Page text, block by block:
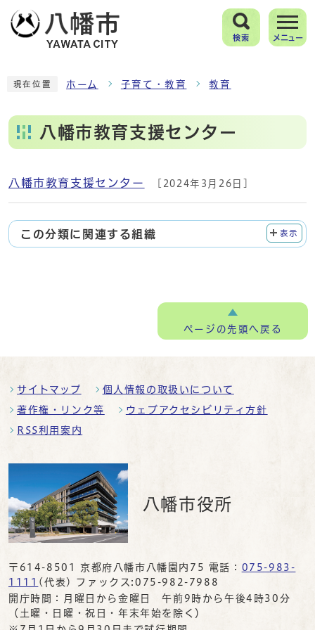
検索 メニュー
現在位置 ホーム 子育て・教育 教育
八幡市教育支援センター
メインメニュー
八幡市教育支援センター [2024年3月26日]
この分類に関連する組織 表示
ページの先頭へ戻る
サイトマップ 個人情報の取扱いについて
著作権・リンク等 ウェブアクセシビリティ方針
RSS利用案内
八幡市役所
〒614-8501 京都府八幡市八幡園内75 電話： 075-983-
1111 (代表) ファックス:075-982-7988
開庁時間：月曜日から金曜日 午前9時から午後4時30分
（土曜・日曜・祝日・年末年始を除く）